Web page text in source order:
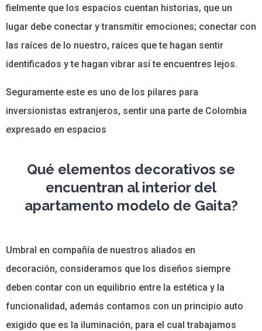
fielmente que los espacios cuentan historias, que un
lugar debe conectar y transmitir emociones; conectar con
las raíces de lo nuestro, raíces que te hagan sentir
identificados y te hagan vibrar así te encuentres lejos.
Seguramente este es uno de los pilares para
inversionistas extranjeros, sentir una parte de Colombia
expresado en espacios
Qué elementos decorativos se
encuentran al interior del
apartamento modelo de Gaita?
Umbral en compañía de nuestros aliados en
decoración, consideramos que los diseños siempre
deben contar con un equilibrio entre la estética y la
funcionalidad, además contamos con un principio auto
exigido que es la iluminación, para el cual trabajamos